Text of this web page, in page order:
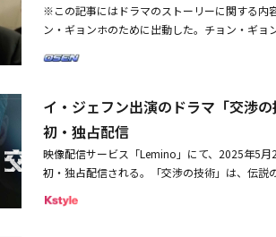
の年、私たちは」「よくおごってくれる綺麗
韓国 / 製作：2025年 / 韓国：全12話 日本：全
gang Co.,Ltd all rights reserved.＜あらすじ＞
テス専務はジュノの復帰を快く思わず、あらゆ
の裏には、もう一つの隠された目的があった。
る。■関連リンク「交渉の技術」公式サイト
※この記事にはドラマのストーリーに関する内
ン・ギョンホのために出動した。チョン・ギ
ラマ「労務士ノ・ムジン」第1話では、ノ・ム
ン・ミン（キム・デミョン）に従って退職を決
超えるのは難しいとして退職を勧めたのだ。ム
投資した。しかし、これは不幸の始まりだった
この世を去った。ノ・ムジンは彼の葬儀を訪れ
だったと思っていたが、実はノ・ムジンも退職
会した会社の先輩は、彼に労務士試験を受け
イ・ジェフン出演のドラマ「交渉
初・独占配信
映像配信サービス「Lemino」にて、2025年5
初・独占配信される。「交渉の技術」は、伝説
とに視聴率が上がり好評を博した作品だ。主